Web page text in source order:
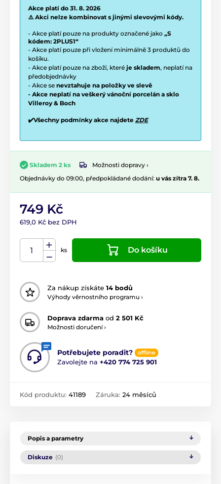
Akce platí do 31. 8. 2026
⚠️ Akci nelze kombinovat s jinými slevovými kódy.
- Akce platí pouze na produkty označené jako „S
kódem: 2PLUS1“
- Akce platí pouze při vložení minimálně 3 produktů do
košíku.
- Akce platí pouze na zboží, které je skladem, neplatí na
předobjednávky
- Akce se nevztahuje na položky ve slevě
- Akce neplatí na veškerý vánoční porcelán a sklo
Villeroy & Boch
✔️Všechny podmínky akce najdete ZDE
Skladem 2 ks
Možnosti dopravy ›
Objednávky do 09:00, předpokládané dodání: u vás zítra 7. 8.
749 Kč
619,0 Kč bez DPH
ks Do košíku
Za nákup získáte 14 bodů
Výhody věrnostního programu ›
Doprava zdarma od 2 501 Kč
Možnosti doručení ›
Potřebujete poradit? offline
Zavolejte na +420 774 725 901
Kód produktu: 41189 Záruka: 24 měsíců
Popis a parametry
Diskuze (0)